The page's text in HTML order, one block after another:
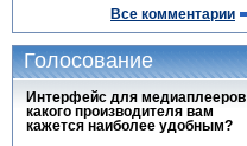
Все комментарии
Голосование
Интерфейс для медиаплееров
какого производителя вам
кажется наиболее удобным?